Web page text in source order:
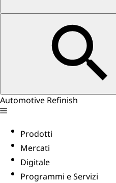
Automotive Refinish
Prodotti
Mercati
Digitale
Programmi e Servizi